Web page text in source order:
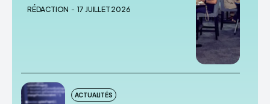
RÉDACTION - 17 JUILLET 2026
ACTUALITÉS